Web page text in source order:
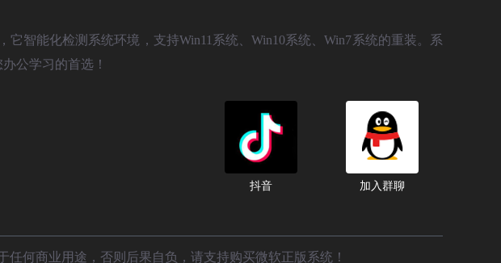
智能化检测系统环境，支持Win11系统、Win10系统、Win7系统的重装。系
公学习的首选！
抖音 加入群聊
何商业用途，否则后果自负，请支持购买微软正版系统！